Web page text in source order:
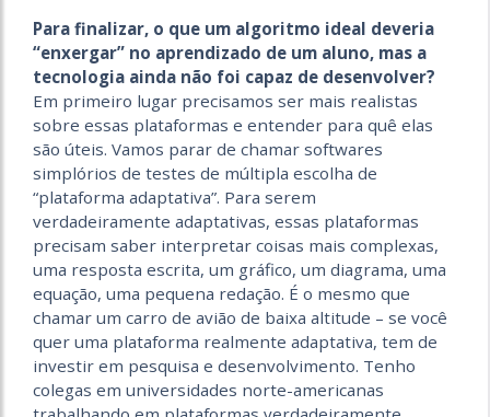
Para finalizar, o que um algoritmo ideal deveria
“enxergar” no aprendizado de um aluno, mas a
tecnologia ainda não foi capaz de desenvolver?
Em primeiro lugar precisamos ser mais realistas
sobre essas plataformas e entender para quê elas
são úteis. Vamos parar de chamar softwares
simplórios de testes de múltipla escolha de
“plataforma adaptativa”. Para serem
verdadeiramente adaptativas, essas plataformas
precisam saber interpretar coisas mais complexas,
uma resposta escrita, um gráfico, um diagrama, uma
equação, uma pequena redação. É o mesmo que
chamar um carro de avião de baixa altitude – se você
quer uma plataforma realmente adaptativa, tem de
investir em pesquisa e desenvolvimento. Tenho
colegas em universidades norte-americanas